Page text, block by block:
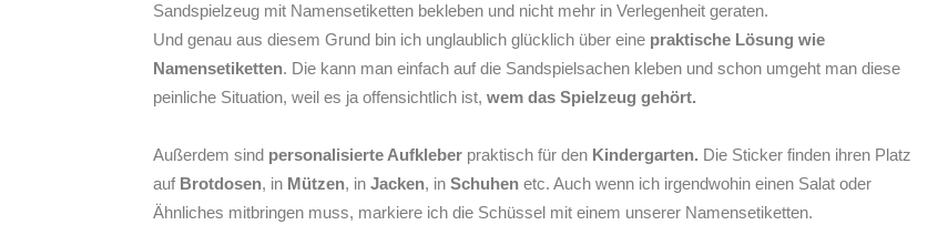
Sandspielzeug mit Namensetiketten bekleben und nicht mehr in Verlegenheit geraten.
Und genau aus diesem Grund bin ich unglaublich glücklich über eine praktische Lösung wie
Namensetiketten. Die kann man einfach auf die Sandspielsachen kleben und schon umgeht man diese
peinliche Situation, weil es ja offensichtlich ist, wem das Spielzeug gehört.
Außerdem sind personalisierte Aufkleber praktisch für den Kindergarten. Die Sticker finden ihren Platz
auf Brotdosen, in Mützen, in Jacken, in Schuhen etc. Auch wenn ich irgendwohin einen Salat oder
Ähnliches mitbringen muss, markiere ich die Schüssel mit einem unserer Namensetiketten.